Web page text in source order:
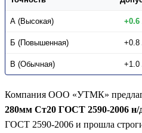
А (Высокая) +0.6
Б (Повышенная) +0.8
В (Обычная) +1.0
Компания ООО «УТМК»
280мм Ст20 ГОСТ 2590-2006 н/
ГОСТ 2590-2006 и прошла